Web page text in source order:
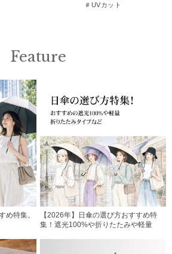
＃UVカット
Feature
め特集。
【2026年】日傘の選び方おすすめ特
集！遮光100%や折りたたみや軽量